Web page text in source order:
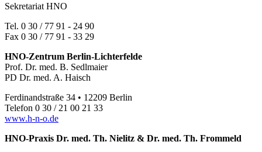
Sekretariat HNO
Tel. 0 30 / 77 91 - 24 90
Fax 0 30 / 77 91 - 33 29
HNO-Zentrum Berlin-Lichterfelde
Prof. Dr. med. B. Sedlmaier
PD Dr. med. A. Haisch
Ferdinandstraße 34 • 12209 Berlin
Telefon 0 30 / 21 00 21 33
www.h-n-o.de
HNO-Praxis Dr. med. Th. Nielitz & Dr. med. Th. Frommeld